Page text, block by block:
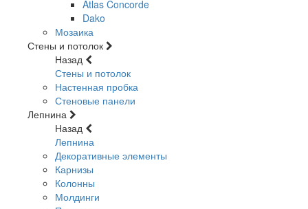
Atlas Concorde
Dako
Мозаика
Стены и потолок
Назад
Стены и потолок
Настенная пробка
Стеновые панели
Лепнина
Назад
Лепнина
Декоративные элементы
Карнизы
Колонны
Молдинги